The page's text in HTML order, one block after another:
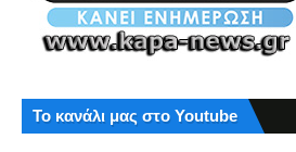
Το κανάλι μας στο Youtube